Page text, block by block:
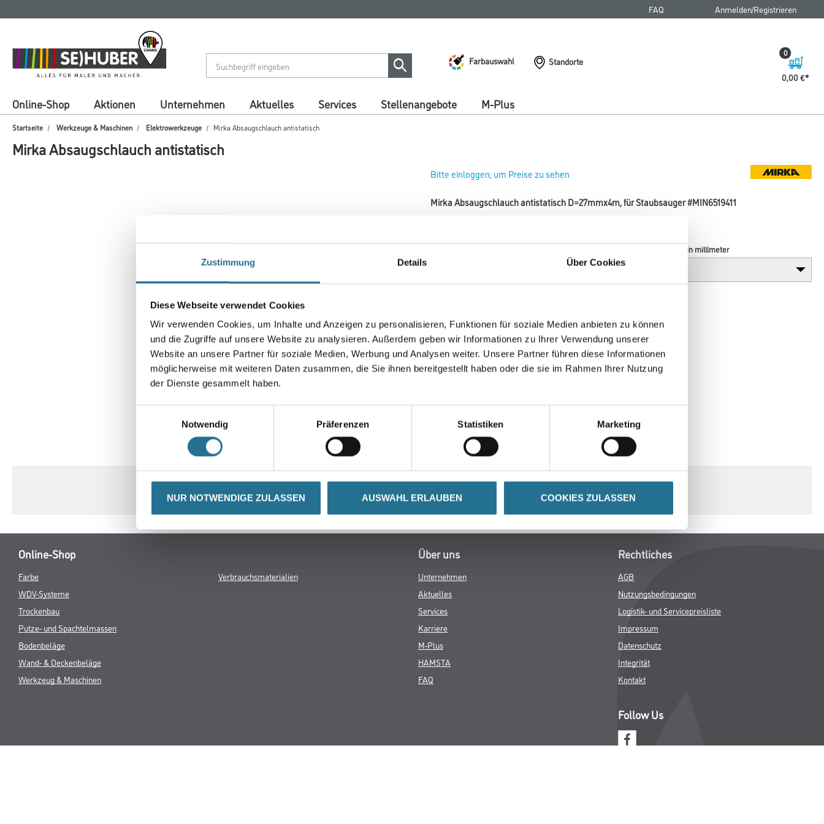
Zustimmung Details Über Cookies
Diese Webseite verwendet Cookies
Wir verwenden Cookies, um Inhalte und Anzeigen zu personalisieren, Funktionen für soziale Medien anbieten zu können
und die Zugriffe auf unsere Website zu analysieren. Außerdem geben wir Informationen zu Ihrer Verwendung unserer
Website an unsere Partner für soziale Medien, Werbung und Analysen weiter. Unsere Partner führen diese Informationen
möglicherweise mit weiteren Daten zusammen, die Sie ihnen bereitgestellt haben oder die sie im Rahmen Ihrer Nutzung
der Dienste gesammelt haben.
Notwendig
Präferenzen Statistiken Marketing
NUR NOTWENDIGE ZULASSEN AUSWAHL ERLAUBEN COOKIES ZULASSEN
springen
springen
FAQ Anmelden/Registrieren
Farbauswahl
Standorte
0,00 €
0
Online-Shop Aktionen Unternehmen Aktuelles Services Stellenangebote M-Plus
Startseite Werkzeuge & Maschinen Elektrowerkzeuge Mirka Absaugschlauch antistatisch
Mirka Absaugschlauch antistatisch
Bitte einloggen, um Preise zu sehen
Mirka Absaugschlauch antistatisch D=27mmx4m, für Staubsauger #MIN6519411
Durchmesser in millimeter
Umrechnungsfaktoren
CURRENT
PRODUKTEIGENSCHAFTEN ZUSATZINFOS GEFAHRENHINWEISE SPEZIFIKATIONEN
Online-Shop
Farbe
WDV-Systeme
Trockenbau
Putze- und Spachtelmassen
Bodenbeläge
Wand- & Deckenbeläge
Werkzeug & Maschinen
Verbrauchsmaterialien
Über uns
Unternehmen
Aktuelles
Services
Karriere
M-Plus
HAMSTA
FAQ
Rechtliches
AGB
Nutzungsbedingungen
Logistik- und Servicepreisliste
Impressum
Datenschutz
Integrität
Kontakt
Follow Us